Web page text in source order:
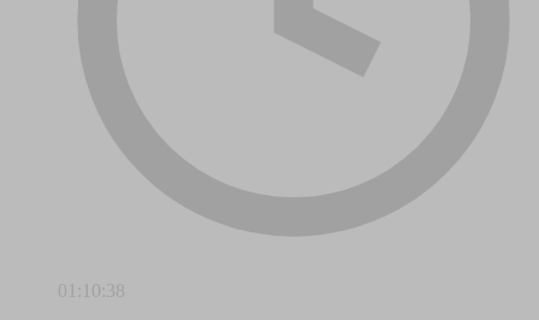
01:10:38